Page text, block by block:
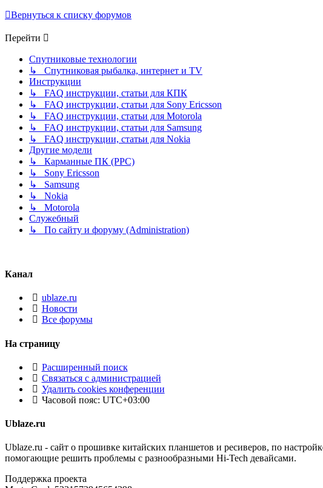
сообщению
Вернуться к списку форумов
Перейти
Спутниковые технологии
↳ Спутниковая рыбалка, интернет и TV
Инструкции
↳ FAQ инструкции, статьи для КПК
↳ FAQ инструкции, статьи для Sony Ericsson
↳ FAQ инструкции, статьи для Motorola
↳ FAQ инструкции, статьи для Samsung
↳ FAQ инструкции, статьи для Nokia
Другие модели
↳ Карманные ПК (PPC)
↳ Sony Ericsson
↳ Samsung
↳ Nokia
↳ Motorola
Служебный
↳ По сайту и форуму (Administration)
Канал
ublaze.ru
Новости
Все форумы
На страницу
Расширенный поиск
Связаться с администрацией
Удалить cookies конференции
Часовой пояс: UTC+03:00
Ublaze.ru
Ublaze.ru - сайт о прошивке китайских планшетов и ресиверов, по
помогающие решить проблемы с разнообразными Hi-Tech девайсами.
Поддержка проекта